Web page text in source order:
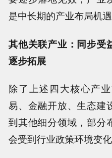
是中长期的产业布局机遇
其他关联产业：同步受
逐步拓展
除了上述四大核心产
易、金融开放、生态建
到其他细分领域，部分
会受到行业政策环境变化